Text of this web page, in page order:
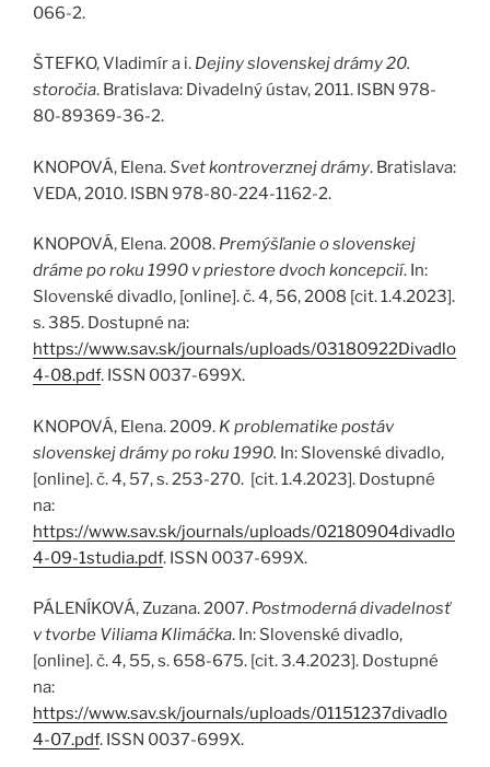
066-2.
ŠTEFKO, Vladimír a i. Dejiny slovenskej drámy 20.
storočia. Bratislava: Divadelný ústav, 2011. ISBN 978-
80-89369-36-2.
KNOPOVÁ, Elena.Svet kontroverznej drámy. Bratislava:
VEDA, 2010. ISBN 978-80-224-1162-2.
KNOPOVÁ, Elena. 2008. Premýšľanie o slovenskej
dráme po roku 1990 v priestore dvoch koncepcií. In:
Slovenské divadlo, [online]. č. 4, 56, 2008 [cit. 1.4.2023].
s. 385. Dostupné na:
https://www.sav.sk/journals/uploads/03180922Divadlo
4-08.pdf. ISSN 0037-699X.
KNOPOVÁ, Elena. 2009. K problematike postáv
slovenskej drámy po roku 1990. In: Slovenské divadlo,
[online]. č. 4, 57, s. 253-270. [cit. 1.4.2023]. Dostupné
na:
https://www.sav.sk/journals/uploads/02180904divadlo
4-09-1studia.pdf. ISSN 0037-699X.
PÁLENÍKOVÁ, Zuzana. 2007. Postmoderná divadelnosť
v tvorbe Viliama Klimáčka. In: Slovenské divadlo,
[online]. č. 4, 55, s. 658-675. [cit. 3.4.2023]. Dostupné
na:
https://www.sav.sk/journals/uploads/01151237divadlo
4-07.pdf. ISSN 0037-699X.